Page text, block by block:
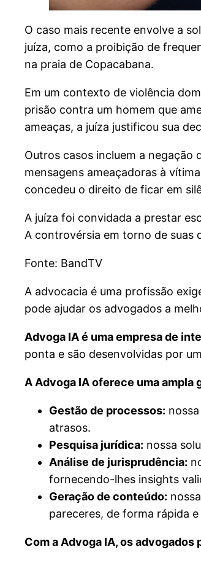
O caso mais recente envolve a
juíza, como a proibição de
na praia de Copacabana.
Em um contexto de violência
prisão contra um homem que
ameaças, a juíza justificou sua
Outros casos incluem a negação
mensagens ameaçadoras à
concedeu o direito de ficar em
A juíza foi convidada a prestar
A controvérsia em torno de suas
Fonte: BandTV
A advocacia é uma profissão
pode ajudar os advogados a
Advoga IA é uma empresa de
ponta e são desenvolvidas por
A Advoga IA oferece uma ampla
Gestão de processos:
atrasos.
Pesquisa jurídica: nossa
Análise de jurisprudência:
fornecendo-lhes insights
Geração de conteúdo:
pareceres, de forma rápida
Com a Advoga IA, os advogados